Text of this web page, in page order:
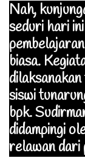
Nah,
seduri hari
biasa.
siswi
bpk.
didampingi
relawan dari